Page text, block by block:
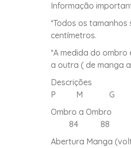
Informação
*Todos os tamanhos
centímetros.
*A medida do ombro
a outra ( de manga
P M G
Ombro a
84 88
Abertura Manga